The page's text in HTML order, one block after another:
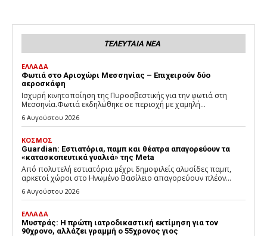
ΤΕΛΕΥΤΑΙΑ ΝΕΑ
ΕΛΛΑΔΑ
Φωτιά στο Αριοχώρι Μεσσηνίας – Επιχειρούν δύο
αεροσκάφη
Ισχυρή κινητοποίηση της Πυροσβεστικής για την φωτιά στη
Μεσσηνία.Φωτιά εκδηλώθηκε σε περιοχή με χαμηλή...
6 Αυγούστου 2026
ΚΟΣΜΟΣ
Guardian: Εστιατόρια, παμπ και θέατρα απαγορεύουν τα
«κατασκοπευτικά γυαλιά» της Meta
Από πολυτελή εστιατόρια μέχρι δημοφιλείς αλυσίδες παμπ,
αρκετοί χώροι στο Ηνωμένο Βασίλειο απαγορεύουν πλέον...
6 Αυγούστου 2026
ΕΛΛΑΔΑ
Μυστράς: Η πρώτη ιατροδικαστική εκτίμηση για τον
90χρονο, αλλάζει γραμμή ο 55χρονος γιος